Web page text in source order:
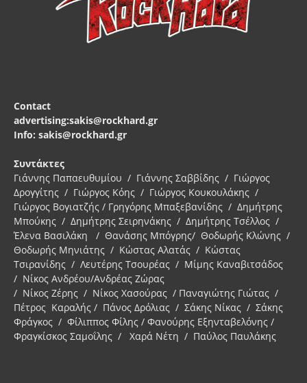
Contact
advertising:sakis@rockhard.gr
Info: sakis@rockhard.gr
Συντάκτες
Γιάννης Παπαευθυμίου / Γιάννης Σαββίδης / Γιώργος
Δρογγίτης / Γιώργος Κόης / Γιώργος Κουκουλάκης /
Γιώργος Βογιατζής / Γρηγόρης Μπαξεβανίδης / Δημήτρης
Μπούκης / Δημήτρης Σειρηνάκης / Δημήτρης Τσέλλος /
Έλενα Βασιλάκη / Θανάσης Μπόγρης/ Θοδωρής Κλώνης /
Θοδωρής Μηνιάτης / Κώστας Αλατάς / Κώστας
Τσιρανίδης / Λευτέρης Τσουρέας / Μίμης Καναβιτσάδος
/ Νίκος Ανδρέου/Ανδρέας Ζώρας
/ Νίκος Ζέρης / Νίκος Χασούρας / Παναγιώτης Γιώτας /
Πέτρος Καραλής / Πάνος Δρόλιας / Σάκης Νίκας / Σάκης
Φράγκος / Φίλιππος Φίλης / Φανούρης Εξηνταβελόνης /
Φραγκίσκος Σαμοΐλης / Χαρά Νέτη / Παύλος Παυλάκης